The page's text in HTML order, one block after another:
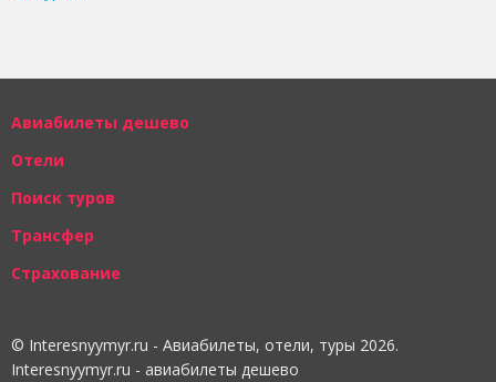
Авиабилеты дешево
Отели
Поиск туров
Трансфер
Страхование
© Interesnyymyr.ru - Авиабилеты, отели, туры 2026.
Interesnyymyr.ru - авиабилеты дешево